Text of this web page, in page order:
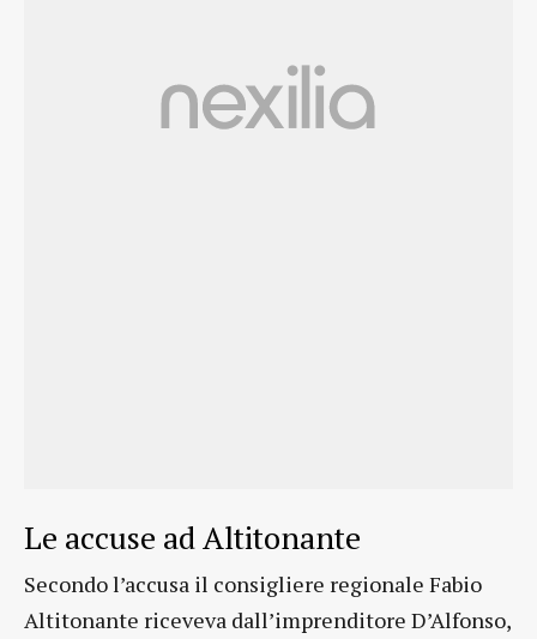
Le accuse ad Altitonante
Secondo l’accusa il consigliere regionale Fabio
Altitonante riceveva dall’imprenditore D’Alfonso,